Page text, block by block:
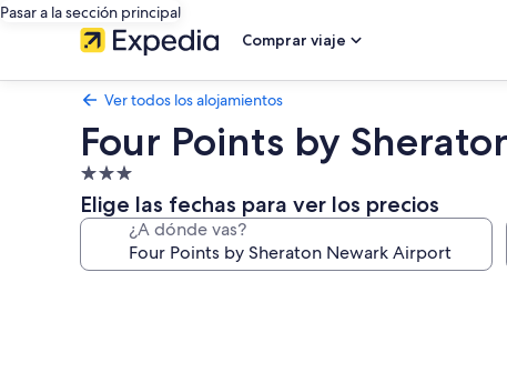
Pasar a la sección principal
Comprar viaje
Ver todos los alojamientos
Four Points by
Alojamiento
de
3.0 estrellas
Elige las fechas para ver los precios
¿A dónde vas?